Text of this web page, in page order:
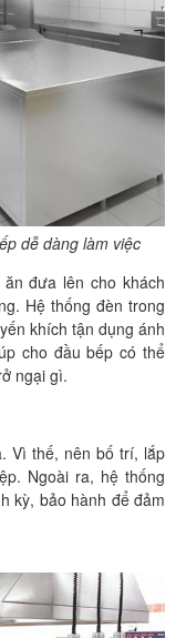
dễ dàng làm việc
đưa lên cho khách
Hệ thống đèn trong
khích tận dụng ánh
cho đầu bếp có thể
ngại gì.
Vì thế, nên bố trí, lắp
Ngoài ra, hệ thống
kỳ, bảo hành để đảm